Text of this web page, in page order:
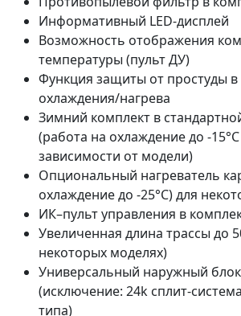
Информативный LED-дисплей
Возможность отображения
температуры (пульт ДУ)
Функция защиты от простуды
охлаждения/нагрева
Зимний комплект в
(работа на охлаждение до -
зависимости от модели)
Опциональный нагреватель
охлаждение до -25°С) для
ИК–пульт управления в
Увеличенная длина трассы до
некоторых моделях)
Универсальный наружный блок
(исключение: 24k сплит-
типа)